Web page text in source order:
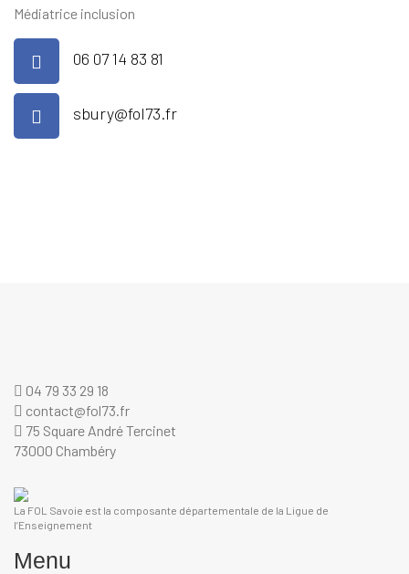
Médiatrice inclusion
06 07 14 83 81
sbury@fol73.fr
04 79 33 29 18
contact@fol73.fr
75 Square André Tercinet
73000 Chambéry
La FOL Savoie est la composante départementale de la Ligue de
l’Enseignement
Menu